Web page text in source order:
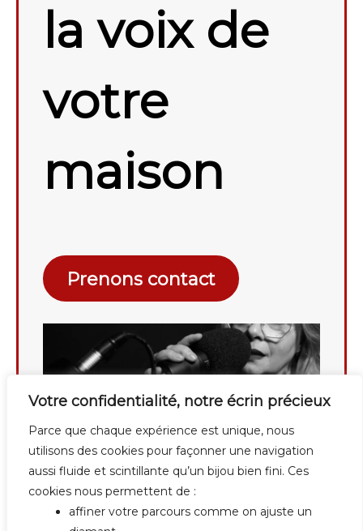
Votre confidentialité, notre écrin précieux
Parce que chaque expérience est unique, nous
utilisons des cookies pour façonner une navigation
aussi fluide et scintillante qu’un bijou bien fini. Ces
cookies nous permettent de :
affiner votre parcours comme on ajuste un
la voix de
votre
maison
Prenons contact